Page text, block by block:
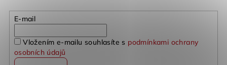
E-mail
Vložením e-mailu souhlasíte s podmínkami ochrany
osobních údajů